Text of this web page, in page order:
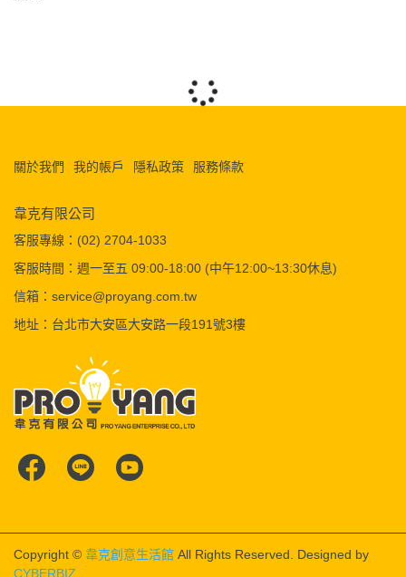
關於我們 我的帳戶 隱私政策 服務條款
韋克有限公司
客服專線：(02) 2704-1033
客服時間：週一至五 09:00-18:00 (中午12:00~13:30休息)
信箱：service@proyang.com.tw
地址：台北市大安區大安路一段191號3樓
Copyright © 韋克創意生活館 All Rights Reserved.
Designed by
CYBERBIZ